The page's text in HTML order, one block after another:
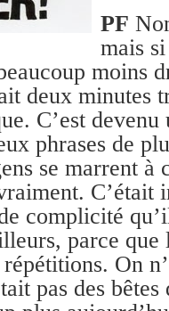
PF
mais
moins
deux minutes
C’est devenu
phrases de
se marrent
C’était
complicité
parce que
On
pas des